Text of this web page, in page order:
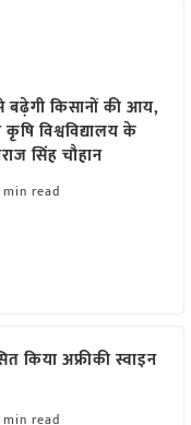
बढ़ेगी किसानों की आय,
कृषि विश्वविद्यालय के
सिंह चौहान
read
किया अफ्रीकी स्वाइन
read